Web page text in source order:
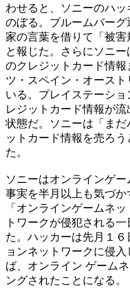
わせると、ソニーのハ
のぼる。ブルームバー
家の言葉を借りて「被害
と報じた。さらにソニ
のクレジットカード情
ツ・スペイン・オース
いる。プレイステーシ
レジットカード情報が
状態だ。ソニーは「ま
ットカード情報を売ろ
た。
ソニーはオンラインゲ
事実を半月以上も気づか
「オンラインゲームネ
トワークが侵犯される
た。ハッカーは先月１
ョンネットワークに侵
ば、オンライン ゲーム
ングされたことになる。